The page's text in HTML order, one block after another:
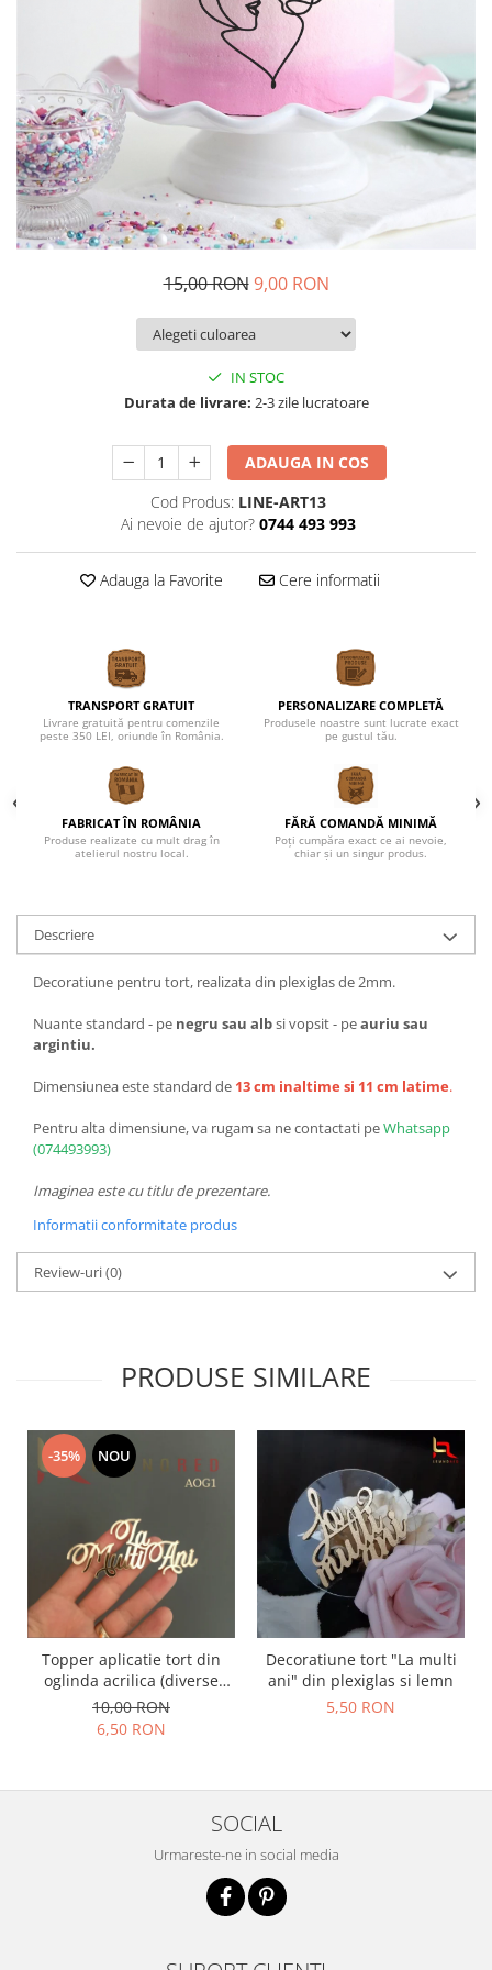
Decoratiuni Craciun
Decoratiuni Paste
Valentines Day
Cadouri indragostiti
1-8 Martie
Scoala/Absolvire
15,00 RON 9,00 RON
IN STOC
Durata de livrare: 2-3 zile lucratoare
ADAUGA IN COS
Cod Produs: LINE-ART13
Ai nevoie de ajutor? 0744 493 993
Adauga la Favorite Cere informatii
TRANSPORT GRATUIT
Livrare gratuită pentru comenzile
peste 350 LEI, oriunde în România.
PERSONALIZARE COMPLETĂ
Produsele noastre sunt lucrate exact
pe gustul tău.
FABRICAT ÎN ROMÂNIA
Produse realizate cu mult drag în
atelierul nostru local.
FĂRĂ COMANDĂ MINIMĂ
Poți cumpăra exact ce ai nevoie,
chiar și un singur produs.
Descriere
Decoratiune pentru tort, realizata din plexiglas de 2mm.
Nuante standard - pe negru sau albsi vopsit - peauriu sau
argintiu.
Dimensiunea este standard de 13 cm inaltime si 11 cm latime.
Pentru alta dimensiune, va rugam sa ne contactati peWhatsapp
(074493993)
Imaginea este cu titlu de prezentare.
Informatii conformitate produs
Review-uri(0)
PRODUSE SIMILARE
-35% NOU
Topper aplicatie tort din
oglinda acrilica (diverse
modele) - PRODUSUL LUNII
10,00 RON
6,50 RON
Decoratiune tort "La multi
ani" din plexiglas si lemn
5,50 RON
SOCIAL
Urmareste-ne in social media